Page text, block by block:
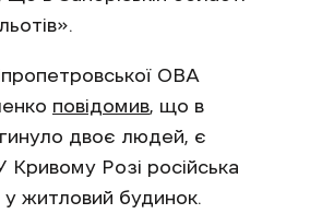
ОВА
повідомив, що в
двоє людей, є
Кривому Розі російська
житловий будинок.